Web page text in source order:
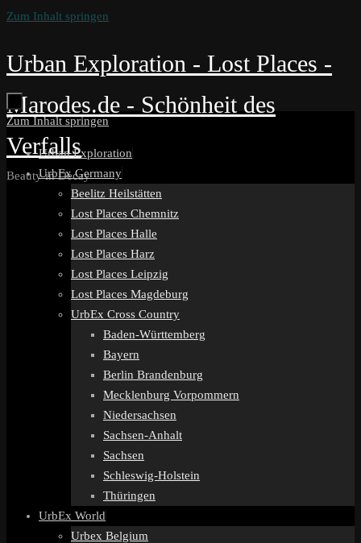
Zum Inhalt springen
Urban Exploration - Lost Places -
Marodes.de - Schönheit des
Verfalls
Beauty in Decay
Zum Inhalt springen
Urban Exploration
UrbEx Germany
Beelitz Heilstätten
Lost Places Chemnitz
Lost Places Halle
Lost Places Harz
Lost Places Leipzig
Lost Places Magdeburg
UrbEx Cross Country
Baden-Württemberg
Bayern
Berlin Brandenburg
Mecklenburg Vorpommern
Niedersachsen
Sachsen-Anhalt
Sachsen
Schleswig-Holstein
Thüringen
UrbEx World
Urbex Belgium